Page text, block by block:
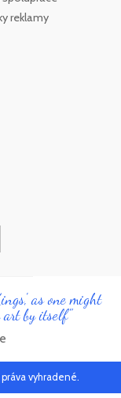
reklamy
as one might
art by itself"
vyhradené.